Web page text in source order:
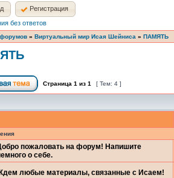
Регистрация
без ответов
» Виртуальный мир Исая Шейниса » ПАМЯТЬ
Страница 1 из 1 [ Тем: 4 ]
пожаловать на форум! Напишите
о себе.
любые материалы, связанные с Исаем!